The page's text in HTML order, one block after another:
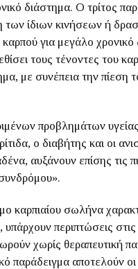
διάστημα. Ο τρίτος
των ίδιων κινήσεων ή
καρπού για μεγάλο
τους τένοντες του
με συνέπεια την πίεση
προβλημάτων
ο διαβήτης και οι
αυξάνουν επίσης τις
καρπιαίου σωλήνα
υπάρχουν περιπτώσεις
χωρίς θεραπευτική
παράδειγμα αποτελούν οι